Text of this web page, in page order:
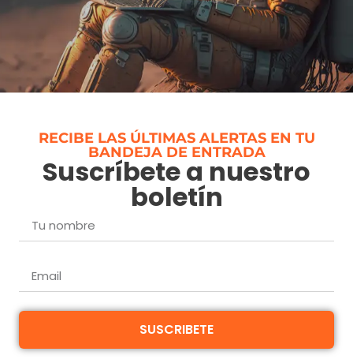
RECIBE LAS ÚLTIMAS ALERTAS EN TU
BANDEJA DE ENTRADA
Suscríbete a nuestro
boletín
SUSCRIBETE